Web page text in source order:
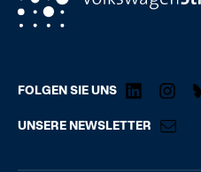
FOLGEN SIE UNS
UNSERE NEWSLETTER